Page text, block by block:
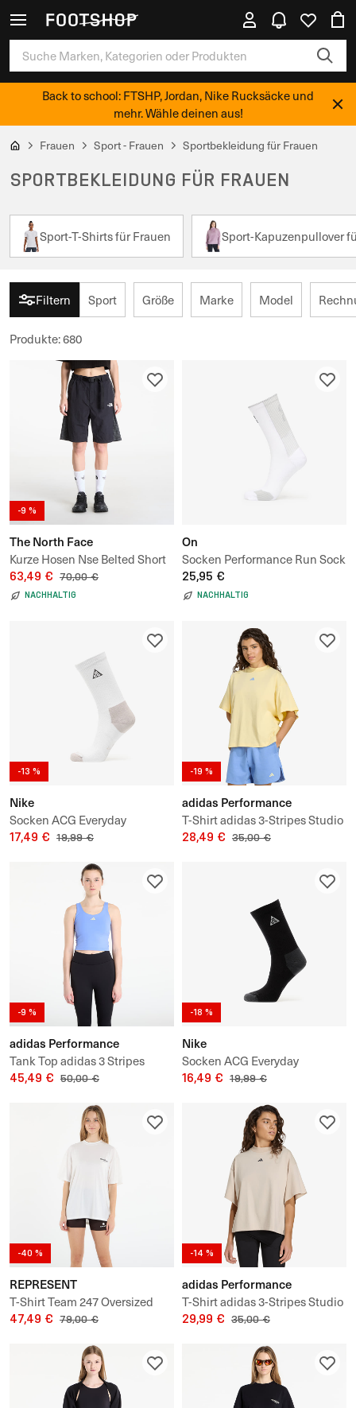
Back to school: FTSHP, Jordan, Nike Rucksäcke und
mehr. Wähle deinen aus!
Frauen Sport - Frauen Sportbekleidung für Frauen
SPORTBEKLEIDUNG FÜR FRAUEN
Sport-T-Shirts für Frauen Sport-Kapuzenpullover
Filtern Sport Größe Marke Model
Produkte:680
-9 %
The North Face
Kurze Hosen Nse Belted Short
UNISEX
63,49 € 70,00 €
NACHHALTIG
On
Socken Performance Run Sock
High
25,95 €
NACHHALTIG
-13 %
Nike
Socken ACG Everyday
Elevated Crew Socks 1-Pack
17,49 € 19,99 €
-19 %
adidas Performance
T-Shirt adidas 3-Stripes Studio
T-Shirt
28,49 € 35,00 €
-9 %
adidas Performance
Tank Top adidas 3 Stripes
Studio All Me Light Support
45,49 € 50,00 €
-18 %
Nike
Socken ACG Everyday
Elevated Crew Socks 1-Pack
16,49 € 19,99 €
-40 %
REPRESENT
T-Shirt Team 247 Oversized
Tee UNISEX
47,49 € 79,00 €
-14 %
adidas Performance
T-Shirt adidas 3-Stripes Studio
T-Shirt
29,99 € 35,00 €